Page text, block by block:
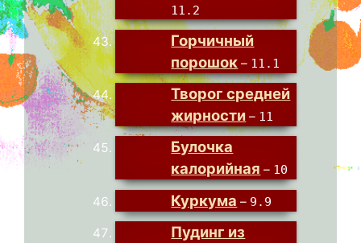
11.2
Горчичный
порошок – 11.1
Творог средней
жирности – 11
Булочка
калорийная – 10
Куркума – 9.9
Пудинг из